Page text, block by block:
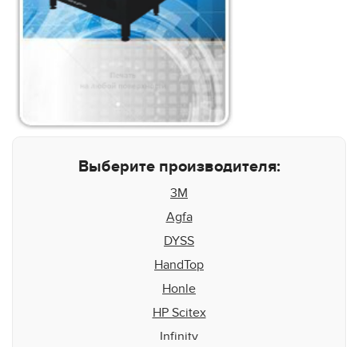
Выберите производителя:
3M
Agfa
DYSS
HandTop
Honle
HP Scitex
Infinity